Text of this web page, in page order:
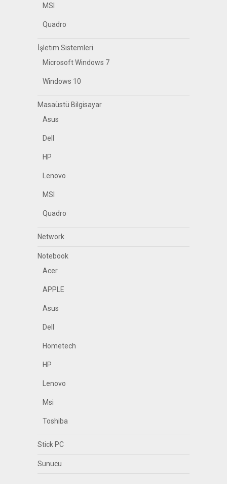
MSI
Quadro
İşletim Sistemleri
Microsoft Windows 7
Windows 10
Masaüstü Bilgisayar
Asus
Dell
HP
Lenovo
MSI
Quadro
Network
Notebook
Acer
APPLE
Asus
Dell
Hometech
HP
Lenovo
Msi
Toshiba
Stick PC
Sunucu